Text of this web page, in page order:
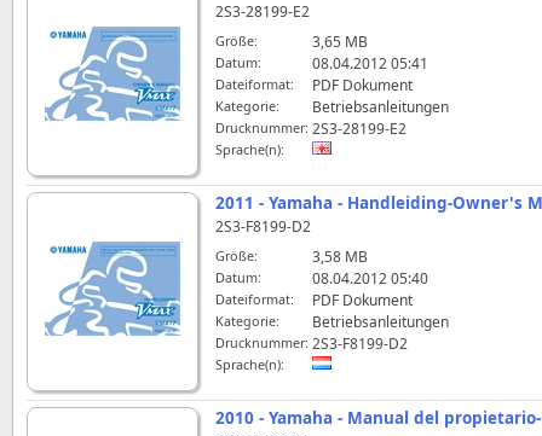
2S3-28199-E2
Größe: 3,65 MB
Datum: 08.04.2012 05:41
Dateiformat: PDF Dokument
Kategorie: Betriebsanleitungen
Drucknummer: 2S3-28199-E2
Sprache(n):
2011 - Yamaha - Handleiding-Owner's
2S3-F8199-D2
Größe: 3,58 MB
Datum: 08.04.2012 05:40
Dateiformat: PDF Dokument
Kategorie: Betriebsanleitungen
Drucknummer: 2S3-F8199-D2
Sprache(n):
2010 - Yamaha - Manual del